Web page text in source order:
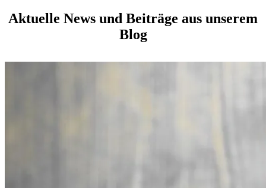
Aktuelle News und Beiträge aus unserem
Blog